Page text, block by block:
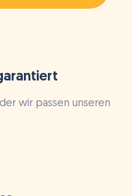
wir passen unseren